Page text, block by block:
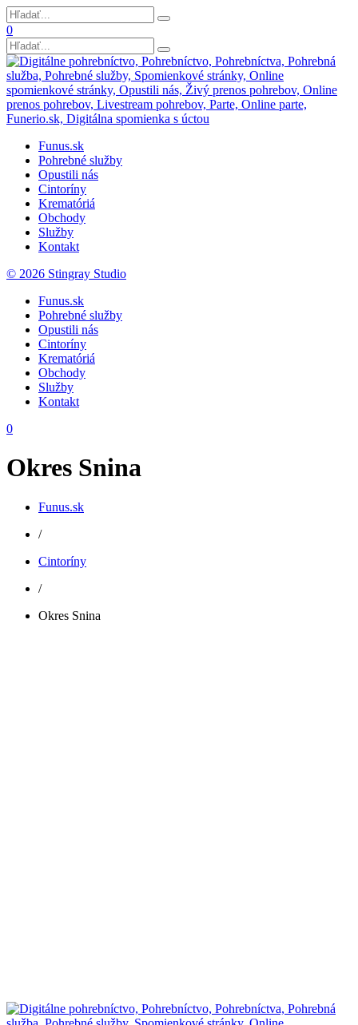
0
Funus.sk
Pohrebné služby
Opustili nás
Cintoríny
Krematóriá
Obchody
Služby
Kontakt
© 2026 Stingray Studio
Funus.sk
Pohrebné služby
Opustili nás
Cintoríny
Krematóriá
Obchody
Služby
Kontakt
0
Okres Snina
Funus.sk
/
Cintoríny
/
Okres Snina